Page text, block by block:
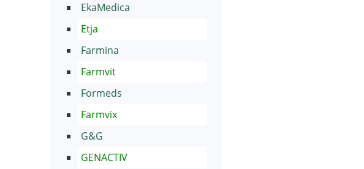
EkaMedica
Etja
Farmina
Farmvit
Formeds
Farmvix
G&G
GENACTIV